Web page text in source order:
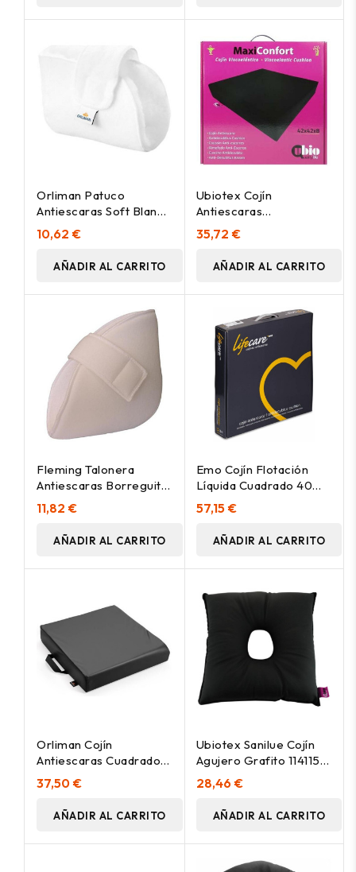
Orliman Patuco
Antiescaras Soft Blanco
Talla Única 1 Unidad
10,62 €
AÑADIR AL CARRITO
Ubiotex Cojín
Antiescaras
Maxiconfort, 1 Ud 42 X
42 X 8
35,72 €
AÑADIR AL CARRITO
Fleming Talonera
Antiescaras Borreguito
2Uds
11,82 €
AÑADIR AL CARRITO
Emo Cojín Flotación
Líquida Cuadrado 40
X40 X 6 Cm, 1 Ud
57,15 €
AÑADIR AL CARRITO
Orliman Cojín
Antiescaras Cuadrado
Espuma Negro Osl1200
1Ud
37,50 €
AÑADIR AL CARRITO
Ubiotex Sanilue Cojín
Agujero Grafito 114115, 1
Unidad
28,46 €
AÑADIR AL CARRITO